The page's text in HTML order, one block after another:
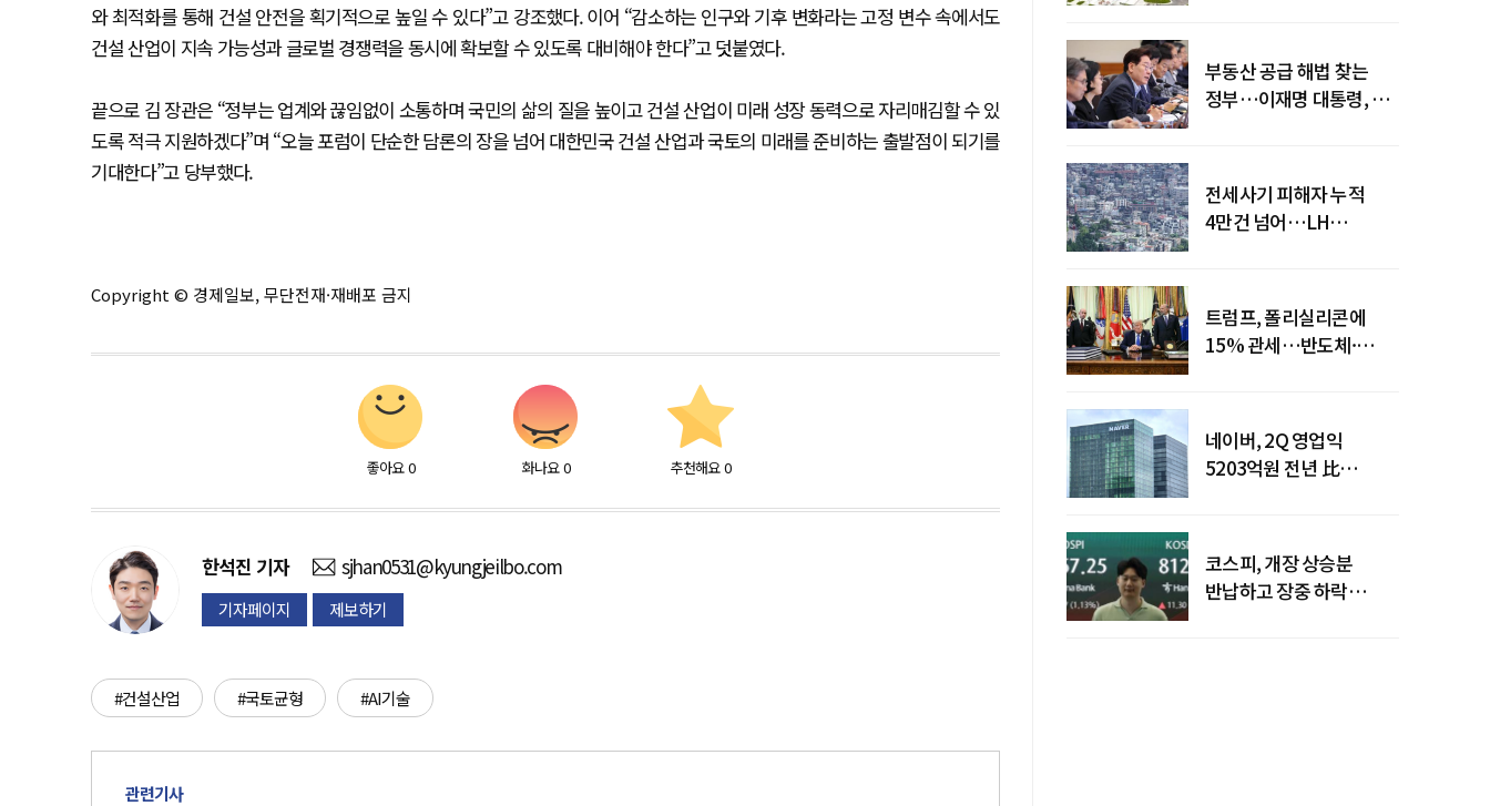
와 최적화를 통해 건설 안전을 획기적으로 높일 수 있다”고 강조했다. 이어 “감소하는 인구와 기후 변화라는 고정 변수 속에서도
건설 산업이 지속 가능성과 글로벌 경쟁력을 동시에 확보할 수 있도록 대비해야 한다”고 덧붙였다.
끝으로 김 장관은 “정부는 업계와 끊임없이 소통하며 국민의 삶의 질을 높이고 건설 산업이 미래 성장 동력으로 자리매김할 수 있
도록 적극 지원하겠다”며 “오늘 포럼이 단순한 담론의 장을 넘어 대한민국 건설 산업과 국토의 미래를 준비하는 출발점이 되기를
기대한다”고 당부했다.
Copyright © 경제일보, 무단전재·재배포 금지
좋아요 0 화나요 0 추천해요 0
한석진 기자 sjhan0531@kyungjeilbo.com
기자페이지 제보하기
#건설산업 #국토균형 #AI기술
관련기사
부동산 공급 해법 찾는
정부…이재명 대통령, 2차
전세사기 피해자 누적
4만건 넘어…LH
트럼프, 폴리실리콘에
15% 관세…반도체·
네이버, 2Q 영업익
5203억원 전년 比
코스피, 개장 상승분
반납하고 장중 하락